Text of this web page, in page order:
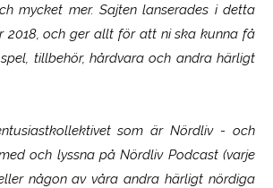
mycket mer. Sajten lanserades i detta
2018, och ger allt för att ni ska kunna få
tillbehör, hårdvara och andra härligt
som ärNördliv- och
och lyssna på Nördliv Podcast (varje
någon av våra andra härligt nördiga